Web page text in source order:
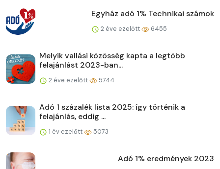
Egyház adó 1% Technikai számok
2 éve ezelőtt 6455
Melyik vallási közösség kapta a legtöbb
felajánlást 2023-ban...
2 éve ezelőtt 5744
Adó 1 százalék lista 2025: így történik a
felajánlás, eddig ...
1 év ezelőtt 5073
Adó 1% eredmények 2023